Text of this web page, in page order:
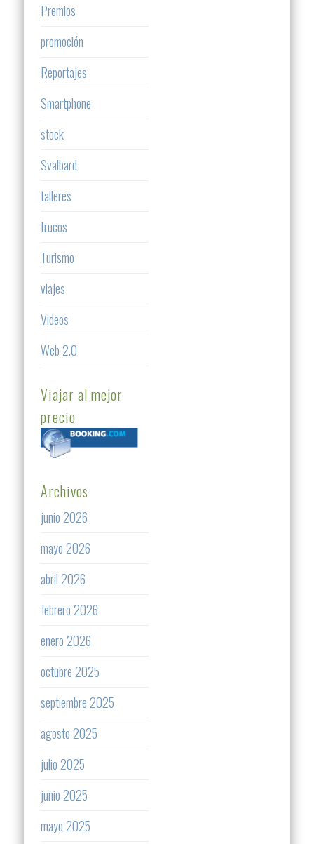
Premios
promoción
Reportajes
Smartphone
stock
Svalbard
talleres
trucos
Turismo
viajes
Videos
Web 2.0
Viajar al mejor
precio
Archivos
junio 2026
mayo 2026
abril 2026
febrero 2026
enero 2026
octubre 2025
septiembre 2025
agosto 2025
julio 2025
junio 2025
mayo 2025